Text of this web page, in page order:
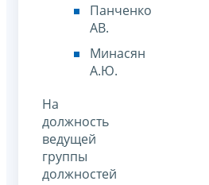
Панченко
АВ.
Минасян
А.Ю.
На
должность
ведущей
группы
должностей